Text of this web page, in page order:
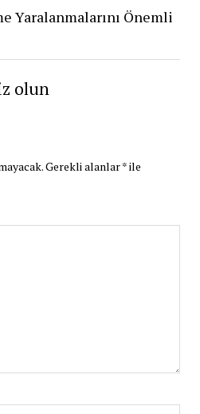
Yaralanmalarını Önemli
olun
Gerekli alanlar*ile